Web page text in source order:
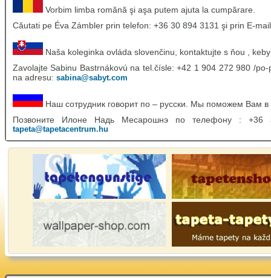
Vorbim limba romănă şi aşa putem ajuta la cumpărare.
Căutati pe Éva Zámbler prin telefon: +36 30 894 3131 şi prin E-
Naša koleginka ovláda slovenčinu, kontaktujte s ňou ,
Zavolajte Sabinu Bastrnákovú na tel.čísle: +42 1 904 272 980 /
na adresu: sabina@sabyt.com
Наш сотрудник говорит по – русски. Мы поможем Вам
Позвоните Илоне Надь Месарошнэ по телефону :
tapeta@tapetacentrum.hu